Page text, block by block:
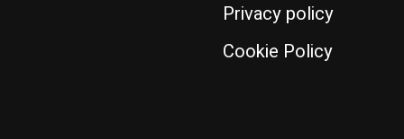
Privacy policy
Cookie Policy